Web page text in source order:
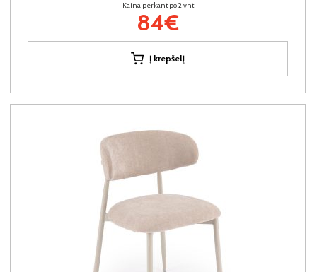
Kaina perkant po 2 vnt
84€
Į krepšelį